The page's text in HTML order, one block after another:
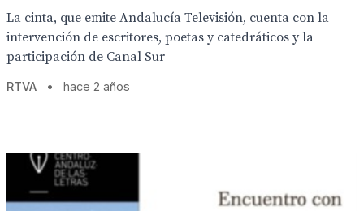
La cinta, que emite Andalucía Televisión, cuenta con la
intervención de escritores, poetas y catedráticos y la
participación de Canal Sur
RTVA • hace 2 años